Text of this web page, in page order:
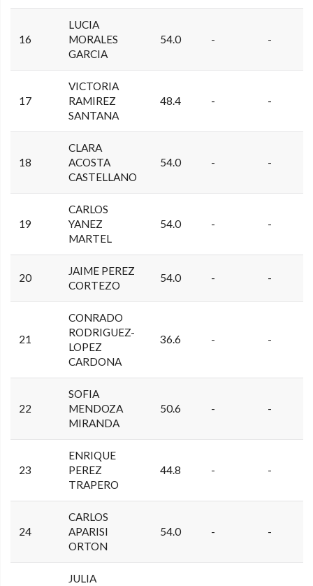
16
LUCIA
MORALES
GARCIA
54.0 - -
17
VICTORIA
RAMIREZ
SANTANA
48.4 - -
18
CLARA
ACOSTA
CASTELLANO
54.0 - -
19
CARLOS
YANEZ
MARTEL
54.0 - -
20
JAIME PEREZ
CORTEZO
54.0 - -
21
CONRADO
RODRIGUEZ-
LOPEZ
CARDONA
36.6 - -
22
SOFIA
MENDOZA
MIRANDA
50.6 - -
23
ENRIQUE
PEREZ
TRAPERO
44.8 - -
24
CARLOS
APARISI
ORTON
54.0 - -
JULIA